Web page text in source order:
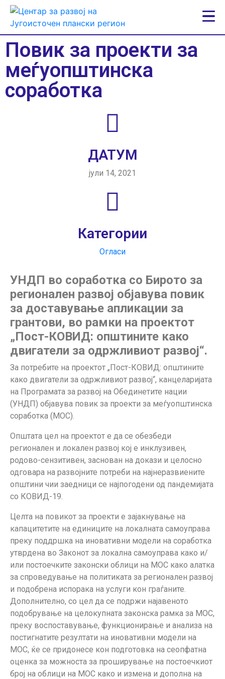
Повик за проекти за
меѓуопштинска
соработка
ДАТУМ
јули 14, 2021
Категории
Огласи
УНДП во соработка со Бирото за
регионален развој објавува повик
за доставување апликации за
грантови, во рамки на проектот
„Пост-КОВИД: општините како
двигатели за одржливиот развој“.
За потребите на проектот „Пост-КОВИД: општините
како двигатели за одржливиот развој“, канцеларијата
на Програмата за развој на Обединетите нации
(УНДП) објавува повик за проекти за меѓуопштинска
соработка (МОС).
Општата цел на проектот е да се обезбеди
регионален и локален развој кој е инклузивен,
родово-сензитивен, заснован на докази и целосно
одговара на развојните потреби на најнеразвиените
општини чии заедници се најпогодени од пандемијата
со КОВИД-19.
Целта на повикот за проекти е зајакнување на
капацитетите на единиците на локалната самоуправа
преку поддршка на иновативни модели на соработка
утврдена во Законот за локална самоуправа како и/
или постоечките законски облици на МОС како алатка
за спроведување на политиката за регионален развој
и подобрена испорака на услуги кон граѓаните.
Дополнително, со цел да се подржи најавеното
подобрување на целокупната законска рамка за МОС,
преку воспоставување, функционирање и анализа на
постигнатите резултати на иновативни модели на
МОС, ќе се придонесе кон подготовка на сеопфатна
оценка за можноста за проширување на постоечкиот
број на облици на МОС како и измена и дополна на